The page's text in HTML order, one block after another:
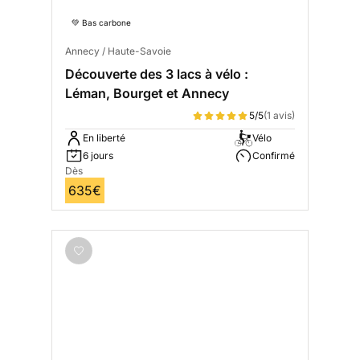
💚 Bas carbone
Annecy / Haute-Savoie
Découverte des 3 lacs à vélo :
Léman, Bourget et Annecy
5/5(1 avis)
En liberté
6 jours
Vélo
Confirmé
Dès
635€